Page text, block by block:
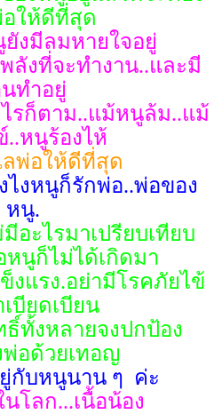
ให้ดีที่สุด
งมีลมหายใจอยู่
ลังที่จะทำงาน..และมี
นทำอยู่
รก็ตาม..แม้หนูล้ม..แม้
หนูร้องไห้
พ่อให้ดีที่สุด
ไงหนูก็รักพ่อ..พ่อของ
หนู.
ะไรมาเปรียบเทียบ
นูก็ไม่ได้เกิดมา
แรง.อย่ามีโรคภัยไข้
เบียดเบียน
ทั้งหลายจงปกป้อง
อด้วยเทอญ
กับหนูนาน ๆ ค่ะ
โลก...เนื้อน้อง